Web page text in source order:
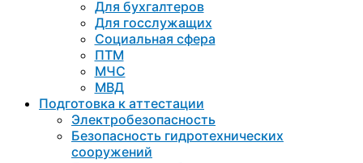
Для бухгалтеров
Для госслужащих
Социальная сфера
ПТМ
МЧС
МВД
Подготовка к aттестации
Электробезопасность
Безопасность гидротехнических
сооружений